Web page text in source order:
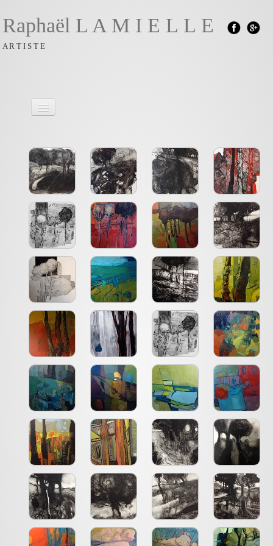
Raphaël L A M I E L L E
A R T I S T E
Monotype
Peinture
Newsletter
BIO & Mentions